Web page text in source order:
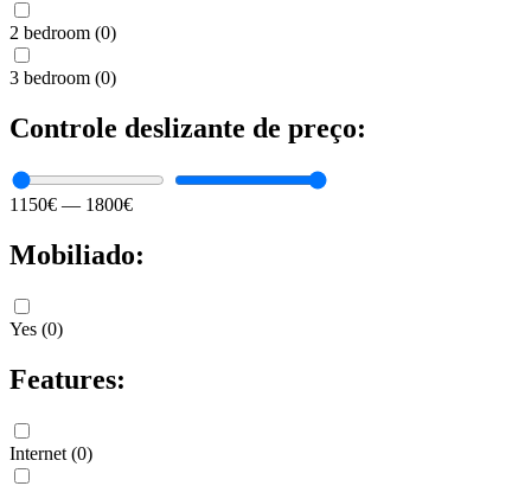
2 bedroom (0)
3 bedroom (0)
Controle deslizante de preço:
1150€ — 1800€
Mobiliado:
Yes (0)
Features:
Internet (0)